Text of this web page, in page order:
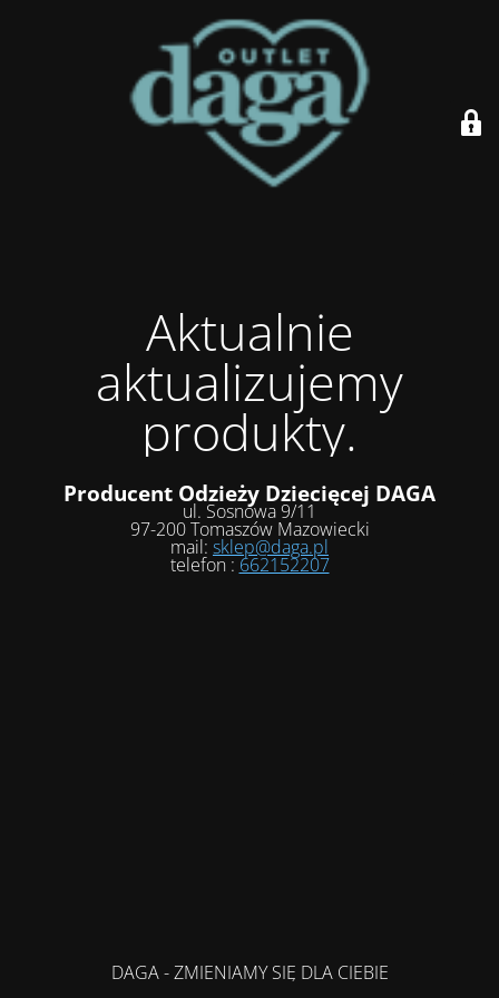
Aktualnie
aktualizujemy
produkty.
Producent Odzieży Dziecięcej DAGA
ul. Sosnowa 9/11
97-200 Tomaszów Mazowiecki
mail: sklep@daga.pl
telefon : 662152207
DAGA - ZMIENIAMY SIĘ DLA CIEBIE